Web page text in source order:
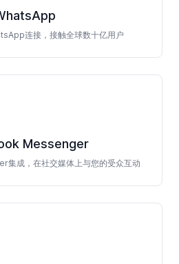
连接，接触全球数十亿用户
Messenger
成，在社交媒体上与您的受众互动